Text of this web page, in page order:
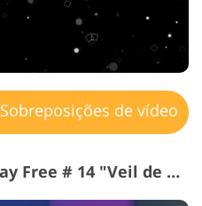
Sobreposições de vídeo
Light Leak Video Overlay Free # 14 "Veil de Mystery"